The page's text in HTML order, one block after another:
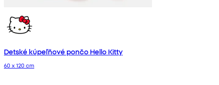
Detské kúpeľňové pončo Hello Kitty
60 x 120 cm